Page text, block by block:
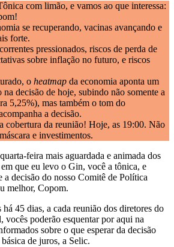
com limão, e vamos ao que interessa:
se recuperando, vacinas avançando e
forte.
pressionados, riscos de perda de
sobre inflação no futuro, e riscos
o heatmap da economia aponta um
decisão de hoje, subindo não somente a
5,25%), mas também o tom do
a decisão.
cobertura da reunião! Hoje, as 19:00. Não
e investimentos.
feira mais aguardada e animada dos
que eu levo o Gin, você a tônica, e
a decisão do nosso Comitê de Política
melhor, Copom.
há 45 dias, a cada reunião dos diretores do
poderão esquentar por aqui na
sobre o que esperar da decisão
de juros, a Selic.